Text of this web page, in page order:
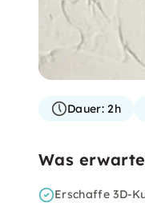
Dauer:2h
Was
Erschaffe 3D-